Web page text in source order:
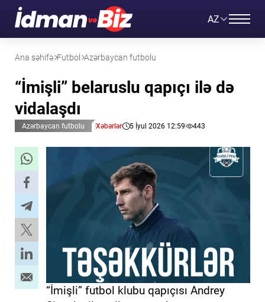
AZ
Ana səhifə Futbol Azərbaycan futbolu
“İmişli” belaruslu qapıçı ilə də
vidalaşdı
Azərbaycan futbolu Xəbərlər 5 İyul 2026 12:59 443
“İmişli” futbol klubu qapıçısı Andrey